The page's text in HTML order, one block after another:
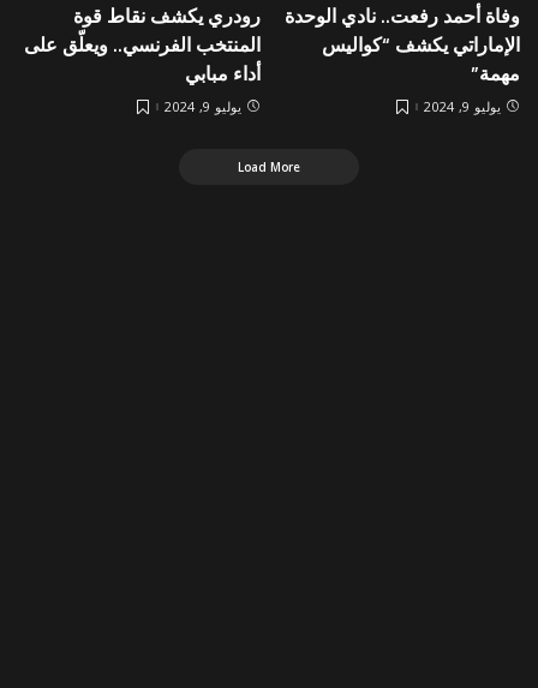
وفاة أحمد رفعت.. نادي الوحدة
الإماراتي يكشف “كواليس
مهمة”
يوليو 9, 2024
رودري يكشف نقاط قوة
المنتخب الفرنسي.. ويعلّق على
أداء مبابي
يوليو 9, 2024
Load More